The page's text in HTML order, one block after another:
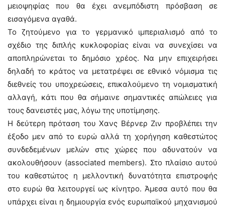
μειοψηφίας που θα έχει ανεμπόδιστη πρόσβαση σε
εισαγόμενα αγαθά.
Το ζητούμενο για το γερμανικό ιμπεριαλισμό από το
σχέδιο της διπλής κυκλοφορίας είναι να συνεχίσει να
αποπληρώνεται το δημόσιο χρέος. Να μην επιχειρήσει
δηλαδή το κράτος να μετατρέψει σε εθνικό νόμισμα τις
διεθνείς του υποχρεώσεις, επικαλούμενο τη νομισματική
αλλαγή, κάτι που θα σήμαινε σημαντικές απώλειες για
τους δανειστές μας, λόγω της υποτίμησης.
Η δεύτερη πρόταση του Χανς Βέρνερ Ζιν προβλέπει την
έξοδο μεν από το ευρώ αλλά τη χορήγηση καθεστώτος
συνδεδεμένων μελών στις χώρες που αδυνατούν να
ακολουθήσουν (associated members). Στο πλαίσιο αυτού
του καθεστώτος η μελλοντική δυνατότητα επιστροφής
στο ευρώ θα λειτουργεί ως κίνητρο. Άμεσα αυτό που θα
υπάρχει είναι η δημιουργία ενός ευρωπαϊκού μηχανισμού